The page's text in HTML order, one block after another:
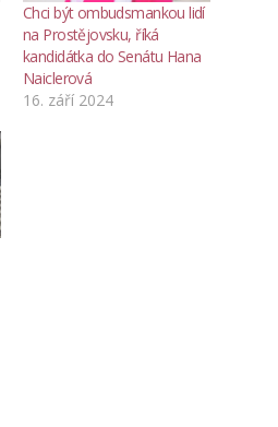
Chci být ombudsmankou lidí
na Prostějovsku, říká
kandidátka do Senátu Hana
Naiclerová
16. září 2024